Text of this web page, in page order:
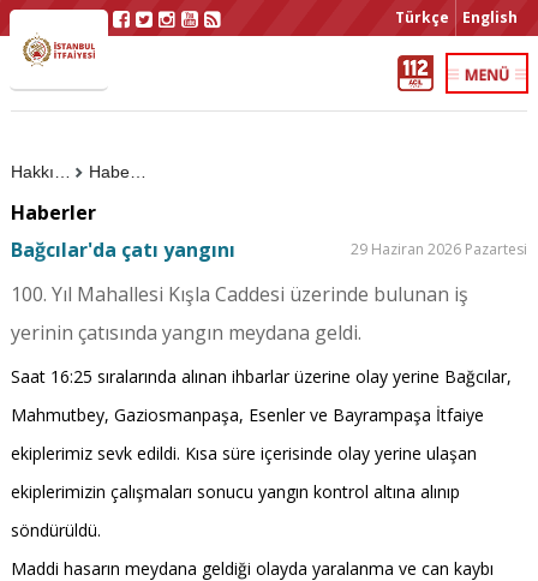
Türkçe English
Haberler
Haberler
Bağcılar'da çatı yangını
29 Haziran 2026 Pazartesi
100. Yıl Mahallesi Kışla Caddesi üzerinde bulunan iş
yerinin çatısında yangın meydana geldi.
Saat 16:25 sıralarında alınan ihbarlar üzerine olay yerine Bağcılar,
Mahmutbey, Gaziosmanpaşa, Esenler ve Bayrampaşa İtfaiye
ekiplerimiz sevk edildi. Kısa süre içerisinde olay yerine ulaşan
ekiplerimizin çalışmaları sonucu yangın kontrol altına alınıp
söndürüldü.
Maddi hasarın meydana geldiği olayda yaralanma ve can kaybı